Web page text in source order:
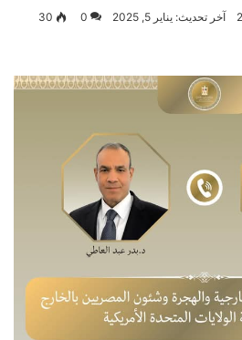
آخر تحديث: يناير 5, 2025 0
30